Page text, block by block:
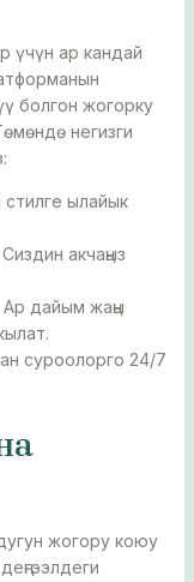
үчүн ар кандай
болгон жогорку
негизги
ылайык
акчаңыз
дайым жаңы
суроолорго 24/7
жогору коюу